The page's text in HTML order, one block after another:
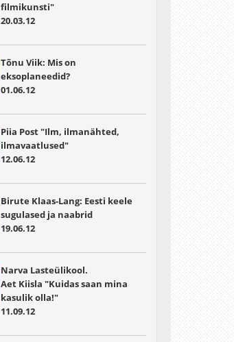
filmikunsti"
20.03.12
Tõnu Viik: Mis on
eksoplaneedid?
01.06.12
Piia Post "Ilm, ilmanähted,
ilmavaatlused"
12.06.12
Birute Klaas-Lang: Eesti keele
sugulased ja naabrid
19.06.12
Narva Lasteülikool.
Aet Kiisla "Kuidas saan mina
kasulik olla!"
11.09.12